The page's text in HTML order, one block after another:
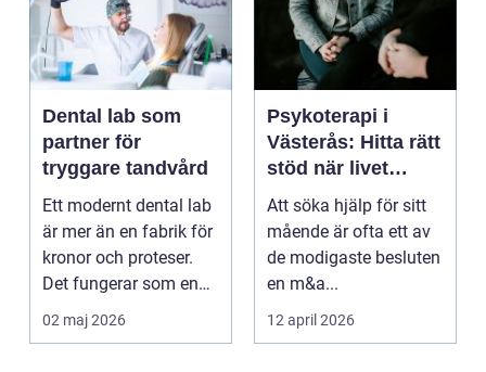
Dental lab som
partner för
tryggare tandvård
Ett modernt dental lab
är mer än en fabrik för
kronor och proteser.
Det fungerar som en
förlängning ...
02 maj 2026
Psykoterapi i
Västerås: Hitta rätt
stöd när livet
skaver
Att söka hjälp för sitt
mående är ofta ett av
de modigaste besluten
en m&a...
12 april 2026